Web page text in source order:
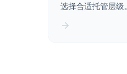
选择合适托管层级。